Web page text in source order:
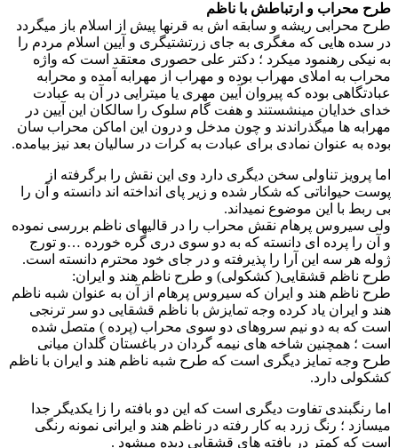
طرح محراب و ارتباطش با ناظم
طرح محرابی ریشه و سابقه اش به قرنها پیش از اسلام باز میگردد
در سده هایی که مغگری به جای زرتشتیگری و آیین اسلام مردم را
به نیکی رهنمود میکرد ؛ دکتر علی حصوری معتقد است که واژه
محراب به املای مهراب بوده و مهراب از مهرابه آمده و محرابه
عبادتگاهی بوده که پیروان آیین مهری یا میترایی در آن به عبادت
خدای خدایان مینشستند و هفت گام سلوک را سالکان این آیین در
مهرابه ها میگذراندند و چون مدخل و درون این اماکن محراب سان
بوده به عنوان نمادی برای عبادت به کرات در سالیان بعد نیز بیامده.
اما پرویز تناولی سخن دیگری دارد وی این نقش را برگرفته از
پوست حیواناتی که شکار شده و زیر پای انداخته اند دانسته و آن را
بی ربط با این موضوع نمیداند.
ولی سیروس پرهام نقش محراب را در قالیهای ناظم بررسی نموده
و آن را پرده ای دانسته که به دو سوی دری گره خورده …و تورج
ژوله هر سه این آرا را پذیرفته و در جای خود محترم دانسته است.
طرح ناظم قشقایی( کشکولی) و طرح ناظم هند و ایران:
طرح ناظم هند و ایران که سیروس پرهام از آن به عنوان شبه ناظم
هند و ایران یاد کرده وجه تمایزش با ناظم قشقایی دو سر ترنجی
است که به دو نیم سروهای دو سوی محراب (پرده ) متصل شده
است ؛ همچنین شاخه های نیمه گردان در باغستان گلدان میانی
طرح وجه تمایز دیگری است که طرح شبه ناظم هند و ایران با ناظم
کشکولی دارد.
اما رنگبندی تفاوت دیگری است که این دو بافته را زا یکدیگر جدا
میسازد ؛ رنگ زرد به کار رفته در ناظم هند و ایرانی نمونه رنگی
است که کمتر در بافته های قشقایی دیده میشود .